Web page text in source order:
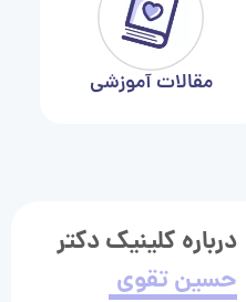
مقالات آموزشی
درباره کلینیک دکتر
حسین تقوی